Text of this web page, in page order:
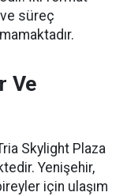
süreç
Ve
Skylight Plaza
Yenişehir,
için ulaşım